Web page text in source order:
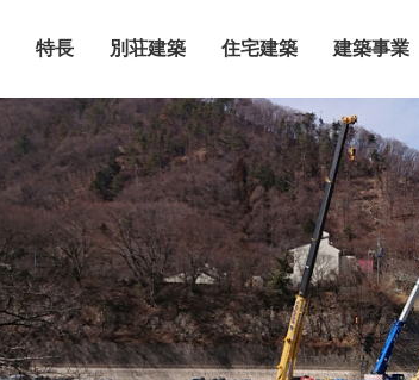
特長 別荘建築 住宅建築 建築事業